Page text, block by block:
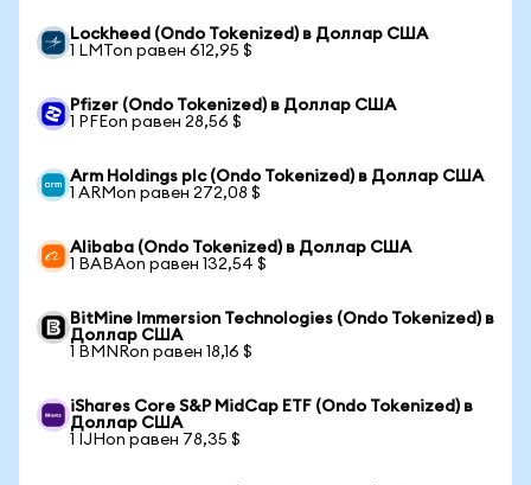
Lockheed (Ondo Tokenized) в Доллар США
1 LMTon равен 612,95 $
Pfizer (Ondo Tokenized) в Доллар США
1 PFEon равен 28,56 $
Arm Holdings plc (Ondo Tokenized) в Доллар США
1 ARMon равен 272,08 $
Alibaba (Ondo Tokenized) в Доллар США
1 BABAon равен 132,54 $
BitMine Immersion Technologies (Ondo Tokenized) в
Доллар США
1 BMNRon равен 18,16 $
iShares Core S&P MidCap ETF (Ondo Tokenized) в
Доллар США
1 IJHon равен 78,35 $